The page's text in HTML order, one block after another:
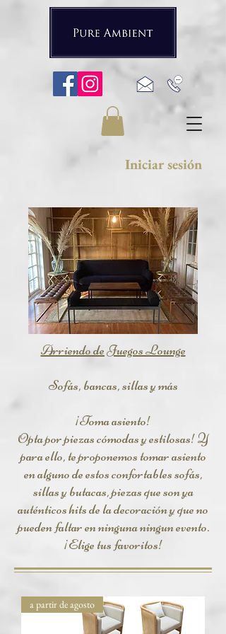
Iniciar sesión
Arriendo de Juegos Lounge
Sofás, bancas, sillas y más
¡Toma asiento!
Opta por piezas cómodas y estilosas! Y
para ello, te proponemos tomar asiento
en alguno de estos confortables sofás,
sillas y butacas, piezas que son ya
auténticos hits de la decoración y que no
pueden faltar en ninguna ningun evento.
¡Elige tus favoritos!
a partir de agosto